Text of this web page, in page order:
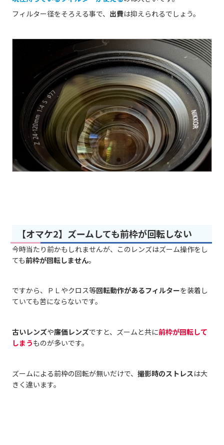
フィルター径をそろえる事で、 出費は抑えられるでしょう。
【オマケ2】ズームしても前枠が回転しない
今時当たり前かもしれませんが、このレンズはズーム操作をし
ても前枠が回転しません。
ですから、ＰＬやクロス等回転動作があるフィルターを装着し
ていても苦にならないです。
古いレンズや廉価レンズですと、ズームと共に前枠が回転して
しまうものが多いです。
ズームによる前枠の回転が無いだけで、 撮影時のストレスは大
きく違います。